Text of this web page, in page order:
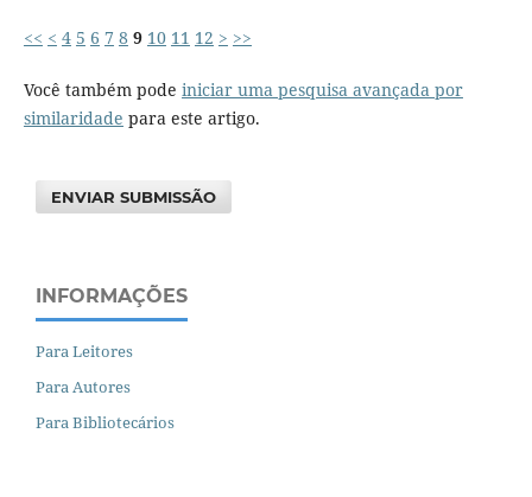
<< < 4 5 6 7 8 9 10 11 12 > >>
Você também pode iniciar uma pesquisa avançada por
similaridade para este artigo.
ENVIAR SUBMISSÃO
INFORMAÇÕES
Para Leitores
Para Autores
Para Bibliotecários